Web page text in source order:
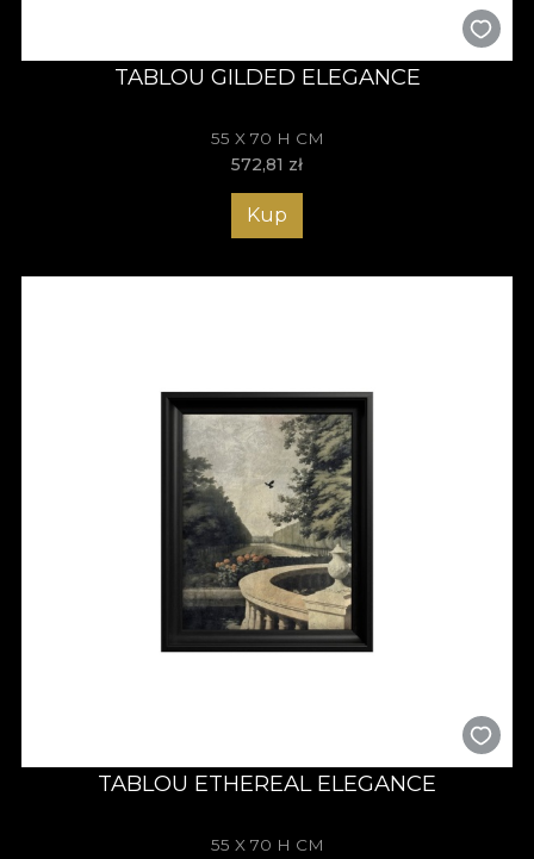
TABLOU GILDED ELEGANCE
55 X 70 H CM
572,81 zł
Kup
TABLOU ETHEREAL ELEGANCE
55 X 70 H CM